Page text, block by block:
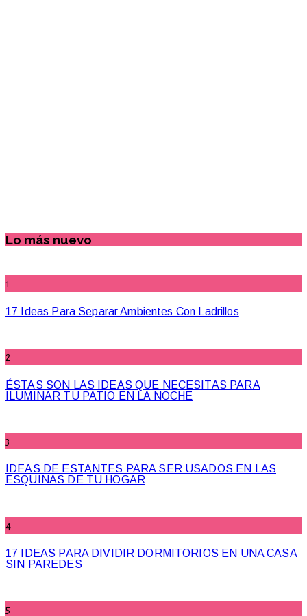
Lo más nuevo
1
17 Ideas Para Separar Ambientes Con Ladrillos
2
ÉSTAS SON LAS IDEAS QUE NECESITAS PARA
ILUMINAR TU PATIO EN LA NOCHE
3
IDEAS DE ESTANTES PARA SER USADOS EN LAS
ESQUINAS DE TU HOGAR
4
17 IDEAS PARA DIVIDIR DORMITORIOS EN UNA CASA
SIN PAREDES
5